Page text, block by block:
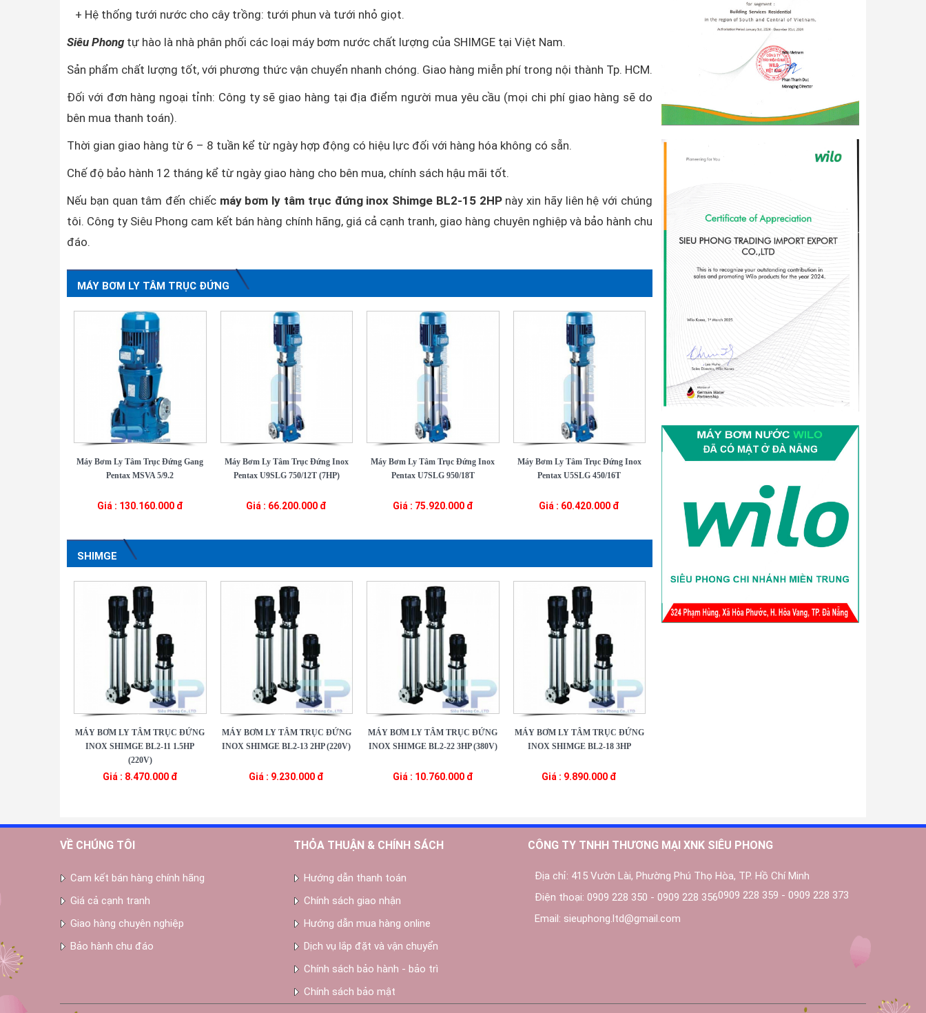
+ Hệ thống tưới nước cho cây trồng: tưới phun và tưới nhỏ giọt.
Siêu Phongtự hào là nhà phân phối các loại máy bơm nước chất lượng của SHIMGE tại Việt Nam.
Sản phẩm chất lượng tốt, với phương thức vận chuyển nhanh chóng. Giao hàng miễn phí trong nội thành Tp. HCM.
Đối với đơn hàng ngoại tỉnh: Công ty sẽ giao hàng tại địa điểm người mua yêu cầu (mọi chi phí giao hàng sẽ do
bên mua thanh toán).
Thời gian giao hàng từ 6 – 8 tuần kể từ ngày hợp động có hiệu lực đối với hàng hóa không có sẵn.
Chế độ bảo hành 12 tháng kể từ ngày giao hàng cho bên mua, chính sách hậu mãi tốt.
Nếu bạn quan tâm đến chiếc máy bơm ly tâm trục đứng inox Shimge BL2-15 2HPnày xin hãy liên hệ với chúng
tôi. Công ty Siêu Phong cam kết bán hàng chính hãng, giá cả cạnh tranh, giao hàng chuyên nghiệp và bảo hành chu
đáo.
MÁY BƠM LY TÂM TRỤC ĐỨNG
Máy Bơm Ly Tâm Trục Đứng Gang
Pentax MSVA 5/9.2
Giá : 130.160.000 đ
Máy Bơm Ly Tâm Trục Đứng Inox
Pentax U9SLG 750/12T (7HP)
Giá : 66.200.000 đ
Máy Bơm Ly Tâm Trục Đứng Inox
Pentax U7SLG 950/18T
Giá : 75.920.000 đ
Máy Bơm Ly Tâm Trục Đứng Inox
Pentax U5SLG 450/16T
Giá : 60.420.000 đ
SHIMGE
MÁY BƠM LY TÂM TRỤC ĐỨNG
INOX SHIMGE BL2-11 1.5HP
(220V)
Giá : 8.470.000 đ
MÁY BƠM LY TÂM TRỤC ĐỨNG
INOX SHIMGE BL2-13 2HP (220V)
Giá : 9.230.000 đ
MÁY BƠM LY TÂM TRỤC ĐỨNG
INOX SHIMGE BL2-22 3HP (380V)
Giá : 10.760.000 đ
MÁY BƠM LY TÂM TRỤC ĐỨNG
INOX SHIMGE BL2-18 3HP
Giá : 9.890.000 đ
VỀ CHÚNG TÔI
Cam kết bán hàng chính hãng
Giá cả cạnh tranh
Giao hàng chuyên nghiệp
Bảo hành chu đáo
THỎA THUẬN & CHÍNH SÁCH
Hướng dẫn thanh toán
Chính sách giao nhận
Hướng dẫn mua hàng online
Dịch vụ lắp đặt và vận chuyển
Chính sách bảo hành - bảo trì
Chính sách bảo mật
CÔNG TY TNHH THƯƠNG MẠI XNK SIÊU PHONG
Địa chỉ: 415 Vườn Lài, Phường Phú Thọ Hòa, TP. Hồ Chí Minh
Điện thoại: 0909 228 350 - 0909 228 3560909 228 359 - 0909 228 373
Email: sieuphong.ltd@gmail.com